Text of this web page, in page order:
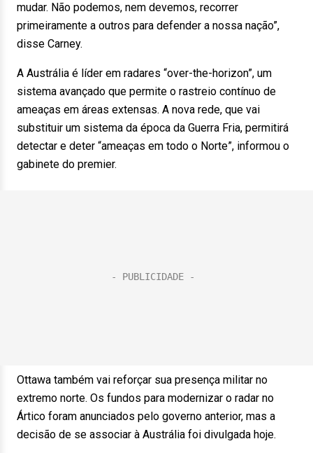
mudar. Não podemos, nem devemos, recorrer
primeiramente a outros para defender a nossa nação”,
disse Carney.
A Austrália é líder em radares “over-the-horizon”, um
sistema avançado que permite o rastreio contínuo de
ameaças em áreas extensas. A nova rede, que vai
substituir um sistema da época da Guerra Fria, permitirá
detectar e deter “ameaças em todo o Norte”, informou o
gabinete do premier.
Ottawa também vai reforçar sua presença militar no
extremo norte. Os fundos para modernizar o radar no
Ártico foram anunciados pelo governo anterior, mas a
decisão de se associar à Austrália foi divulgada hoje.